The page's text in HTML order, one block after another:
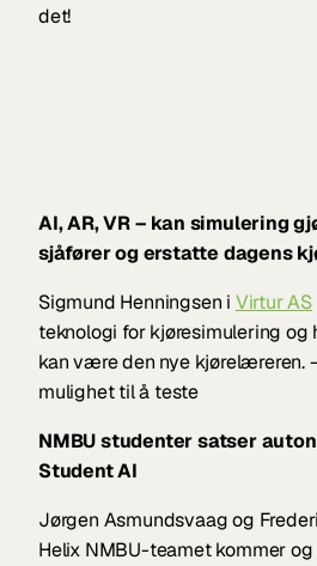
det!
AI, AR, VR – kan simulering
sjåfører og erstatte dagens
Sigmund Henningsen i Virtur AS
teknologi for kjøresimulering og
kan være den nye kjørelæreren.
mulighet til å teste
NMBU studenter satser
Student AI
Jørgen Asmundsvaag og
Helix NMBU-teamet kommer